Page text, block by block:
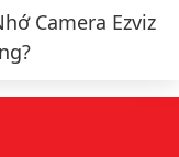
Camera Ezviz